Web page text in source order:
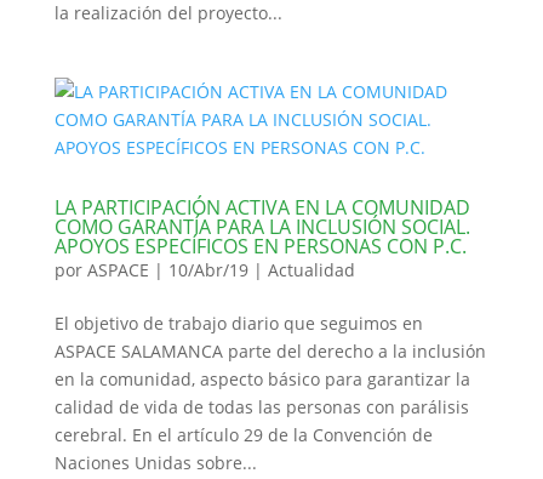
la realización del proyecto...
LA PARTICIPACIÓN ACTIVA EN LA COMUNIDAD
COMO GARANTÍA PARA LA INCLUSIÓN SOCIAL.
APOYOS ESPECÍFICOS EN PERSONAS CON P.C.
por ASPACE | 10/Abr/19| Actualidad
El objetivo de trabajo diario que seguimos en
ASPACE SALAMANCA parte del derecho a la inclusión
en la comunidad, aspecto básico para garantizar la
calidad de vida de todas las personas con parálisis
cerebral. En el artículo 29 de la Convención de
Naciones Unidas sobre...